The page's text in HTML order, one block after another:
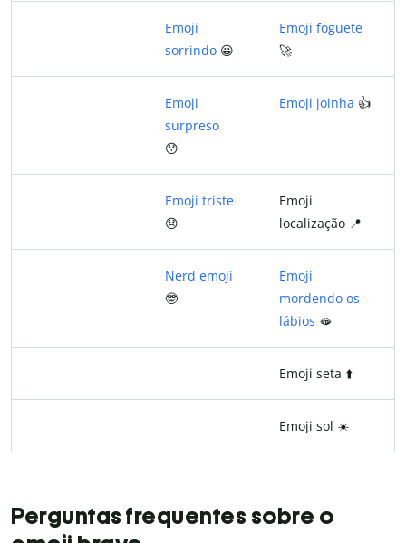
Emoji
sorrindo 😀
Emoji foguete
🚀
Emoji
surpreso
😯
Emoji joinha 👍
Emoji triste
😞
Emoji
localização 📍
Nerd emoji
🤓
Emoji
mordendo os
lábios 🫦
Emoji seta ⬆️
Emoji sol ☀️
Perguntas frequentes sobre o